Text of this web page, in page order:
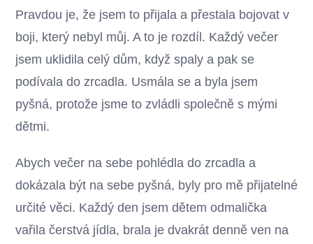
Pravdou je, že jsem to přijala a přestala bojovat v
boji, který nebyl můj. A to je rozdíl. Každý večer
jsem uklidila celý dům, když spaly a pak se
podívala do zrcadla. Usmála se a byla jsem
pyšná, protože jsme to zvládli společně s mými
dětmi.
Abych večer na sebe pohlédla do zrcadla a
dokázala být na sebe pyšná, byly pro mě přijatelné
určité věci. Každý den jsem dětem odmalička
vařila čerstvá jídla, brala je dvakrát denně ven na